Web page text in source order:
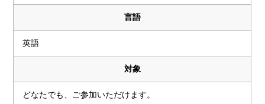
言語
英語
対象
どなたでも、ご参加いただけます。